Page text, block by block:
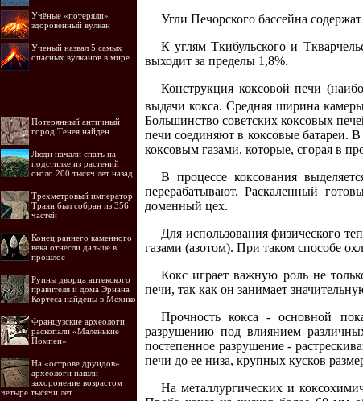
Учёные «потеряли»
здоровенный вулкан
Ученый назвал 5 самых
опасных вулканов в мире
Потерянный античный
город Тенея найден
Люди начали спать на
подстилке из растений
около 200 тысяч лет назад
Трехметровый император
Траян был собран из 356
частей
Конец раннего каменного
века отнесли дальше в
прошлое
Руины дворца ацтекского
правителя и дома Эрнана
Кортеса найдены в Мехико
Французские археологи
раскопали «Маленькие
Помпеи»
На «острове друидов»
археологи нашли
захоронение возрастом
четыре тысячи лет
Угли Печорского бассейна
К углям Ткибульского и
выходит за пределы 1,8%.
Конструкция коксовой печи
выдачи кокса. Средняя ширина
Большинство советских коксовых
печи соединяют в коксовые батареи.
коксовым газами, которые, сгорая в
В процессе коксования
перерабатывают. Раскаленный
доменный цех.
Для использования физического
газами (азотом). При таком способе
Кокс играет важную роль не
печи, так как он занимает
Прочность кокса - основной
разрушению под влиянием
постепенное разрушение -
печи до ее низа, крупных кусков
На металлургических и